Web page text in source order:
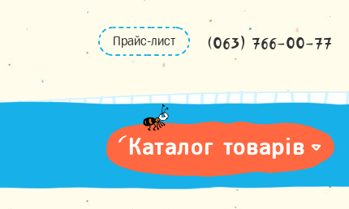
Прайс-лист (063) 766-00-77
Каталог товарів